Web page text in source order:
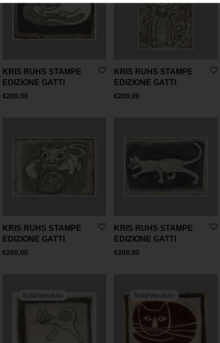
KRIS RUHS STAMPE
EDIZIONE GATTI
€200,00
KRIS RUHS STAMPE
EDIZIONE GATTI
€200,00
KRIS RUHS STAMPE
EDIZIONE GATTI
€200,00
KRIS RUHS STAMPE
EDIZIONE GATTI
€200,00